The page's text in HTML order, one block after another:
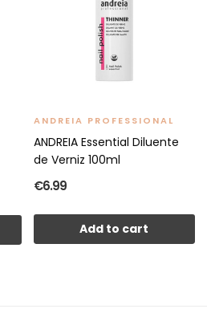
ANDREIA PROFESSIONAL
ANDREIA Essential Diluente
de Verniz 100ml
€6.99
Add to cart